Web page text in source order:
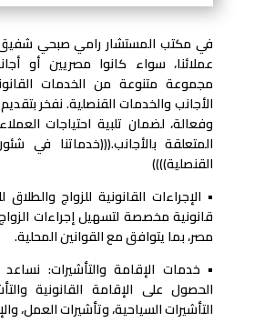
في مكتب المستشار رامي صبحي
عملائنا، سواء كانوا مصريين أو
مجموعة متنوعة من الخدمات
الأجانب والخدمات القنصلية. نفخر
وفعالة، لضمان تلبية احتياجات
المتعلقة بالأجانب.(((خدماتنا في
القنصلية))))
• الإجراءات القانونية للزواج
قانونية مخصصة لتسهيل إجراءات
مصر، بما يتوافق مع القوانين المحلية.
• خدمات الإقامة والتأشيرات:
الحصول على الإقامة القانونية
التأشيرات السياحية، وتأشيرات العمل،